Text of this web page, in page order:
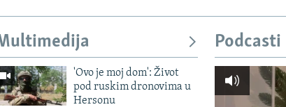
'Ovo je moj dom': Život
pod ruskim dronovima u
Hersonu
Podcasti